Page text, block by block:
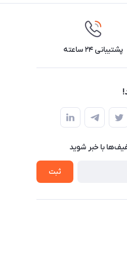
پشتیبانی ۲۴ ساعته
با‌ خبر شوید
ثبت